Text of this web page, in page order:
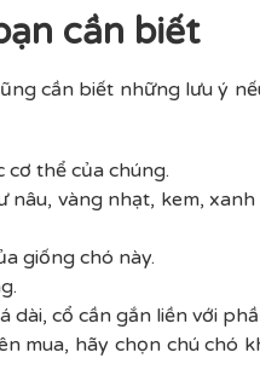
cần biết
cần biết những lưu ý
cơ thể của chúng.
vàng nhạt, kem, xanh
giống chó này.
dài, cổ cần gắn liền với
mua, hãy chọn chú chó